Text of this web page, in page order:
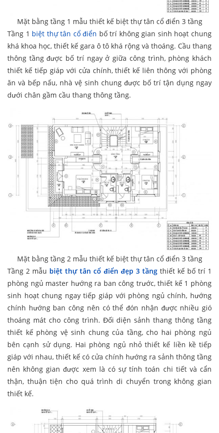
Mặt bằng tầng 1 mẫu thiết kế biệt thự tân cổ điển 3 tầng
Tầng 1 biệt thự tân cổ điển bố trí không gian sinh hoạt chung
khá khoa học, thiết kế gara ô tô khá rộng và thoáng. Cầu thang
thông tầng được bố trí ngay ở giữa công trình, phòng khách
thiết kế tiếp giáp với cửa chính, thiết kế liên thông với phòng
ăn và bếp nấu, nhà vệ sinh chung được bố trí tận dụng ngay
dưới chân gầm cầu thang thông tầng.
Mặt bằng tầng 2 mẫu thiết kế biệt thự tân cổ điển 3 tầng
Tầng 2 mẫu biệt thự tân cổ điển đẹp 3 tầng thiết kế bố trí 1
phòng ngủ master hướng ra ban công trước, thiết kế 1 phòng
sinh hoạt chung ngay tiếp giáp với phòng ngủ chính, hướng
chính hướng ban công nên có thể đón nhận được nhiều gió
thoáng mát cho công trình. Đối diện sảnh thang thông tầng
thiết kế phòng vệ sinh chung của tầng, cho hai phòng ngủ
bên cạnh sử dụng. Hai phòng ngủ nhỏ thiết kế liền kề tiếp
giáp với nhau, thiết kế có cửa chính hướng ra sảnh thông tầng
nên không gian được xem là có sự tính toán chi tiết và cẩn
thận, thuận tiện cho quá trình di chuyển trong không gian
thiết kế.